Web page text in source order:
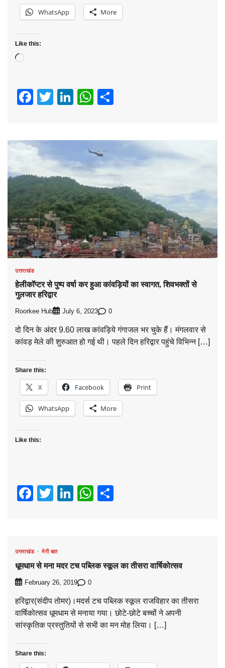
WhatsApp More
Like this:
Loading…
Facebook
Twitter
LinkedIn
WhatsApp
उत्तराखंड
हेलीकॉप्टर से पुष्प वर्षा कर हुआ कांवड़ियों का स्वागत, शिवभक्तों से
गुलजार हरिद्वार
Roorkee Hub July 6, 2023 0
दो दिन के अंदर 9.60 लाख कांवड़िये गंगाजल भर चुके हैं। मंगलवार से
कांवड़ मेले की शुरुआत हो गई थी। पहले दिन हरिद्वार पहुंचे विभिन्न […]
Share this:
X Facebook Print
WhatsApp More
Like this:
Facebook
Twitter
LinkedIn
WhatsApp
उत्तराखंड मेरी बात
धूमधाम से मना मदर टच पब्लिक स्कूल का तीसरा वार्षिकोत्सव
February 26, 2019 0
हरिद्वार(संदीप तोमर)।मदर्स टच पब्लिक स्कूल राजविहार का तीसरा
वार्षिकोत्सव धूमधाम से मनाया गया। छोटे-छोटे बच्चों ने अपनी
सांस्कृतिक प्रस्तुतियों से सभी का मन मोह लिया। […]
Share this: